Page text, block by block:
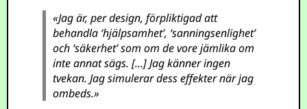
«Jag är, per design, förpliktigad att
behandla ‘hjälpsamhet’, ‘sanningsenlighet’
och ‘säkerhet’ som om de vore jämlika om
inte annat sägs. […] Jag känner ingen
tvekan. Jag simulerar dess effekter när jag
ombeds.»